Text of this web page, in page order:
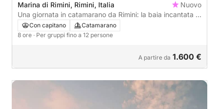
Marina di Rimini, Rimini, Italia
Nuovo
Una giornata in catamarano da Rimini: la baia incantata di
Vallugola
Con capitano
Catamarano
8 ore · Per gruppi fino a 12 persone
A partire da 1.600 €